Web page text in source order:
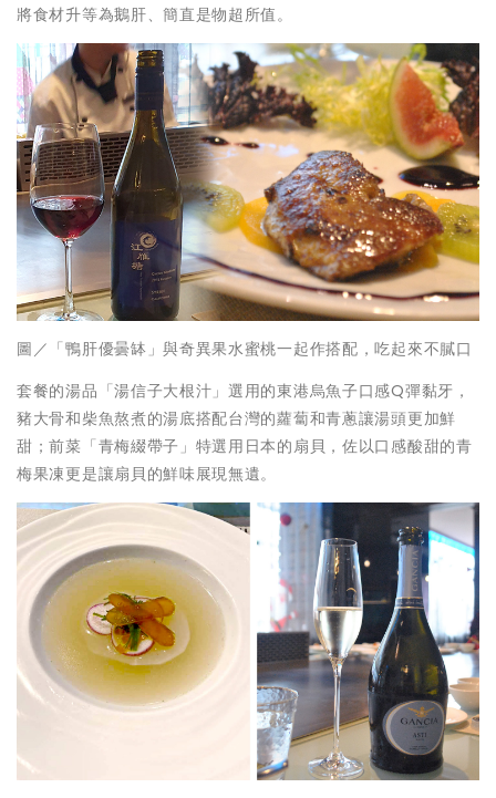
將食材升等為鵝肝、簡直是物超所值。
圖／「鴨肝優曇缽」與奇異果水蜜桃一起作搭配，吃起來不膩口
套餐的湯品「湯信子大根汁」選用的東港烏魚子口感Q彈黏牙，
豬大骨和柴魚熬煮的湯底搭配台灣的蘿蔔和青蔥讓湯頭更加鮮
甜；前菜「青梅綴帶子」特選用日本的扇貝，佐以口感酸甜的青
梅果凍更是讓扇貝的鮮味展現無遺。